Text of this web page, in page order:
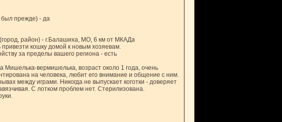
был прежде) - да
район) - г.Балашиха, МО, 6 км от МКАДа
привезти кошку домой к новым хозяевам.
за пределы вашего региона - есть
Мишелька-вермишелька, возраст около 1 года, очень
на человека, любит его внимание и общение с ним.
между играми. Никогда не выпускает коготки - доверяет
С лотком проблем нет. Стерилизована.